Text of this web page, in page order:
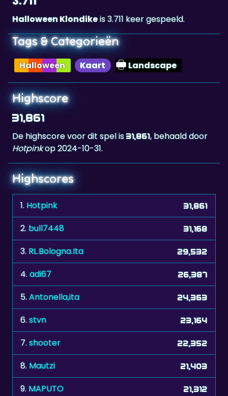
Tags & Categorieën
Halloween Kaart
Highscore
31,861
De highscore voor dit spel is
Hotpinkop 2024-10-31.
Highscores
1.Hotpink
2.bull7448 31,168
3. RL.Bologna.Ita 29,532
4.adi67 26,387
5. Antonella,ita 24,363
6. stvn 23,164
7. shooter 22,352
8. Mautzi 21,403
9. MAPUTO 21,312
10.Reija 20,713